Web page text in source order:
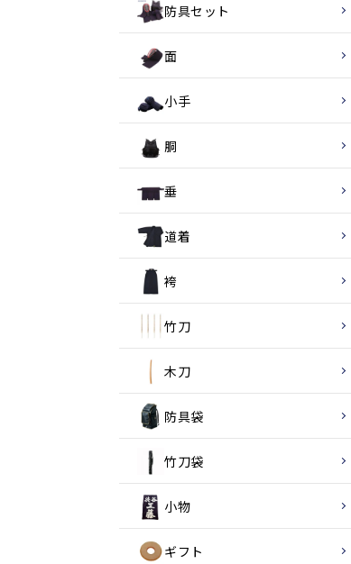
防具セット
面
小手
胴
垂
道着
袴
竹刀
木刀
防具袋
竹刀袋
小物
ギフト